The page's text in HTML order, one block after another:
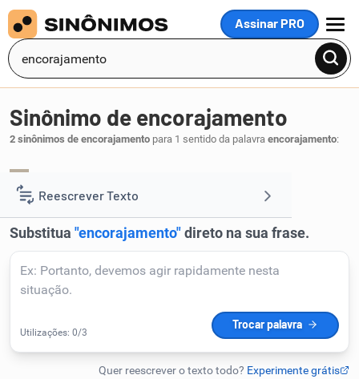
Assinar PRO
MENU
Reescrever Texto
Resumir Texto
Corrigir Texto
Detector de IA
Sinônimo de encorajamento
2 sinônimos de encorajamento para 1 sentido da palavra encorajamento: